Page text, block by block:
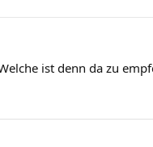
ist denn da zu